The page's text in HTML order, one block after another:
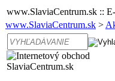
www.SlaviaCentrum.sk ::
www.SlaviaCentrum.sk >